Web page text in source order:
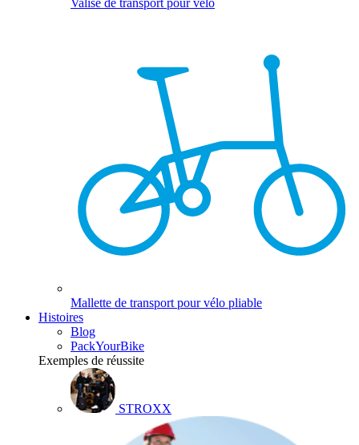
Mallette de transport pour vélo pliable
Histoires
Blog
PackYourBike
Exemples de réussite
STROXX